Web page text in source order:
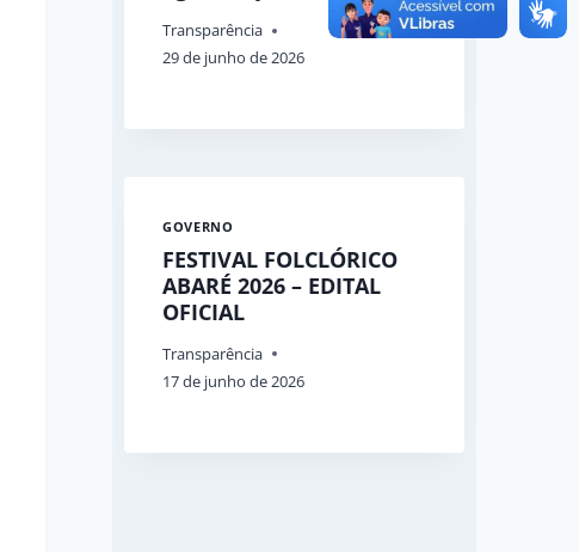
Transparência
29 de junho de 2026
GOVERNO
FESTIVAL FOLCLÓRICO
ABARÉ 2026 – EDITAL
OFICIAL
Transparência
17 de junho de 2026